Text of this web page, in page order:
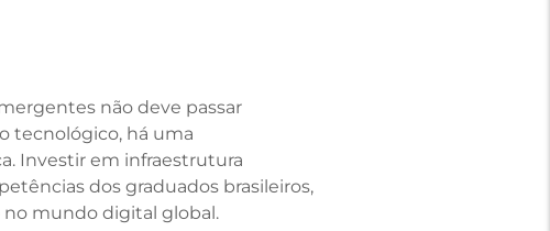
não deve passar
tecnológico, há uma
Investir em infraestrutura
dos graduados brasileiros,
mundo digital global.